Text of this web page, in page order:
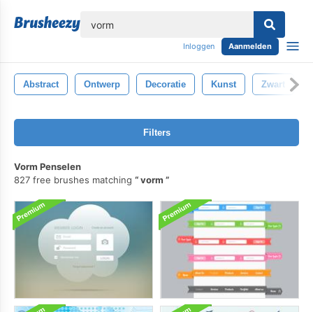
Inloggen Aanmelden
Abstract Ontwerp Decoratie Kunst Zwart
Filters
Vorm Penselen
827 free brushes matching
vorm